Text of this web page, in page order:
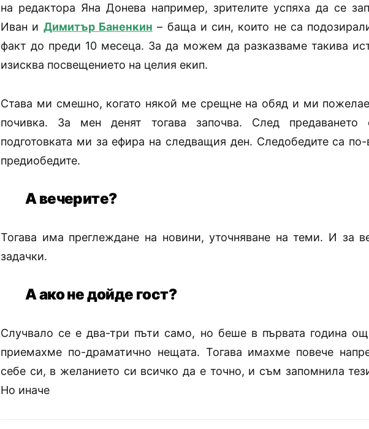
на редактора Яна Донева например, зрителите успяха да се
Иван и Димитър Баненкин – баща и син, които не са
факт до преди 10 месеца. За да можем да разказваме такива
изисква посвещението на целия екип.
Става ми смешно, когато някой ме срещне на обяд и ми
почивка. За мен денят тогава започва. След предаването
подготовката ми за ефира на следващия ден. Следобедите са
предиобедите.
А вечерите?
Тогава има преглеждане на новини, уточняване на теми. И за
задачки.
А ако не дойде гост?
Случвало се е два-три пъти само, но беше в първата година
приемахме по-драматично нещата. Тогава имахме повече
себе си, в желанието си всичко да е точно, и съм запомнила
Но иначе